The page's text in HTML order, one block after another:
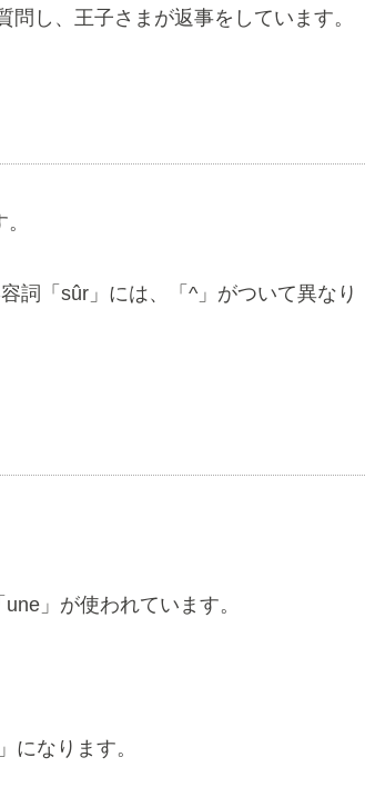
し、王子さまが返事をしています。
。
詞「sûr」には、「^」がついて異なり
」が使われています。
になります。